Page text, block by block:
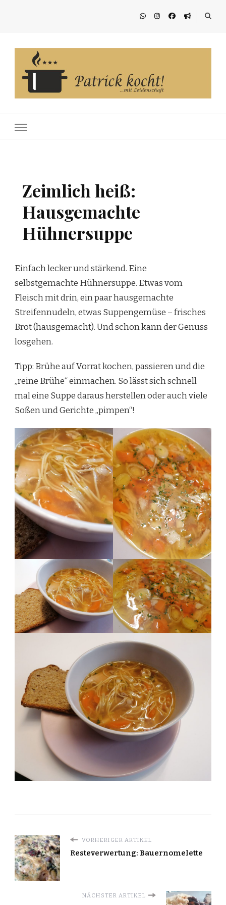
Zeimlich heiß:
Hausgemachte
Hühnersuppe
Einfach lecker und stärkend. Eine
selbstgemachte Hühnersuppe. Etwas vom
Fleisch mit drin, ein paar hausgemachte
Streifennudeln, etwas Suppengemüse – frisches
Brot (hausgemacht). Und schon kann der Genuss
losgehen.
Tipp: Brühe auf Vorrat kochen, passieren und die
„reine Brühe“ einmachen. So lässt sich schnell
mal eine Suppe daraus herstellen oder auch viele
Soßen und Gerichte „pimpen“!
VORHERIGER ARTIKEL
Resteverwertung: Bauernomelette
NÄCHSTER ARTIKEL